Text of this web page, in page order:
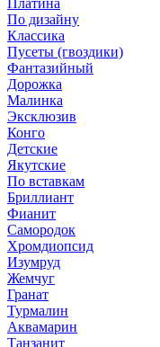
Платина
По дизайну
Классика
Пусеты (гвоздики)
Фантазийный
Дорожка
Малинка
Эксклюзив
Конго
Детские
Якутские
По вставкам
Бриллиант
Фианит
Самородок
Хромдиопсид
Изумруд
Жемчуг
Гранат
Турмалин
Аквамарин
Танзанит